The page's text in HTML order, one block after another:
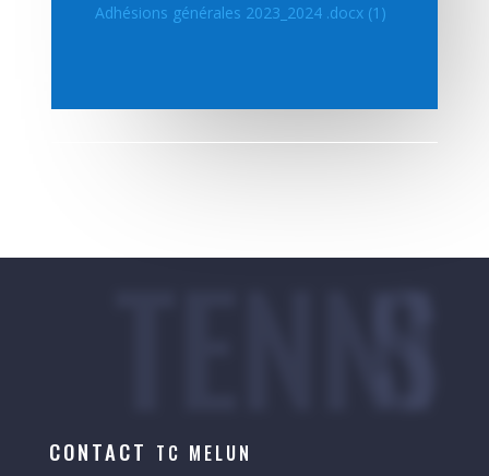
Adhésions générales 2023_2024 .docx (1)
TENNIS
CONTACT TC MELUN